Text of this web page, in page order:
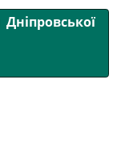
Дніпровської